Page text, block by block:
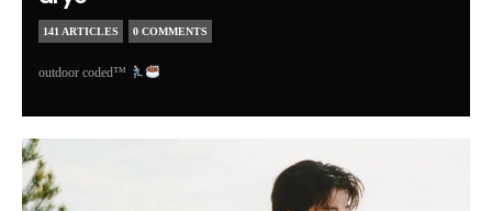
141 ARTICLES 0 COMMENTS
outdoor coded™